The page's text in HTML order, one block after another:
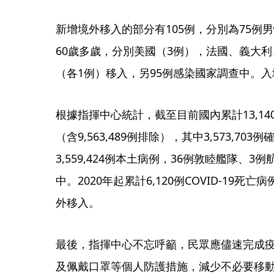
新增境外移入的部分有105例，分別為75例
60歲多歲，分別美國（3例），法國、義大
（各1例）移入，另95例感染國家調查中。
根據指揮中心統計，截至目前國內累計
（含9,563,489例排除），其中3,573,703例
3,559,424例本土病例，36例敦睦艦隊、3例
中。2020年起累計6,120例COVID-19死亡
外移入。
最後，指揮中心不忘呼籲，民眾應儘速完成
及佩戴口罩等個人防護措施，減少不必要移